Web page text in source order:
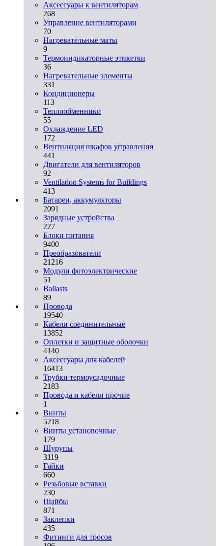
Аксессуары к вентиляторам
268
Управление вентиляторами
70
Нагревательные маты
9
Термоиндикаторные этикетки
36
Нагревательные элементы
331
Кондиционеры
113
Теплообменники
55
Охлаждение LED
172
Вентиляция шкафов управления
441
Двигатели для вентиляторов
92
Ventilation Systems for Buildings
413
Батареи, аккумуляторы
2091
Зарядные устройства
227
Блоки питания
9400
Преобразователи
21216
Модули фотоэлектрические
51
Ballasts
89
Провода
19540
Кабели соединительные
13852
Оплетки и защитные оболочки
4140
Аксессуары для кабелей
16413
Трубки термоусадочные
2183
Провода и кабели прочие
1
Винты
5218
Винты установочные
179
Шурупы
3119
Гайки
660
Резьбовые вставки
230
Шайбы
871
Заклепки
435
Фитинги для тросов